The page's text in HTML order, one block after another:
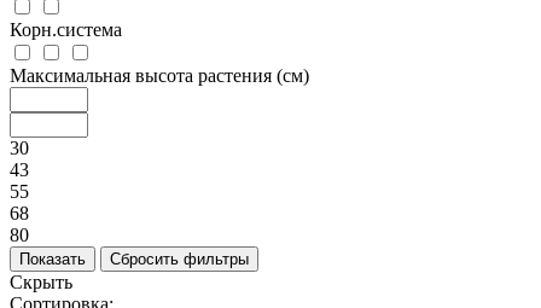
Корн.система
Максимальная высота растения (см)
30
43
55
68
80
Скрыть
Сортировка: